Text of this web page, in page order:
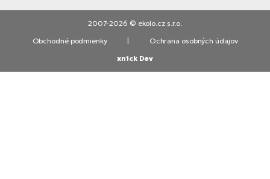
2007-2026 © ekolo.cz s.r.o.
Obchodné podmienky
Ochrana osobných údajov
xn1ck Dev